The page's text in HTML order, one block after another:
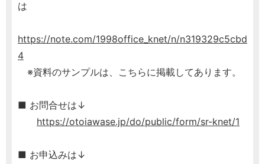
は
https://note.com/1998office_knet/n/n319329c5cbd
4
※資料のサンプルは、こちらに掲載してあります。
■ お問合せは↓
https://otoiawase.jp/do/public/form/sr-knet/1
■ お申込みは↓